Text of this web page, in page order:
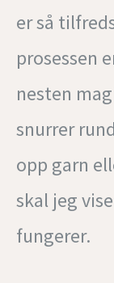
er så
prosessen
nesten
snurrer
opp garn
skal jeg
fungerer.